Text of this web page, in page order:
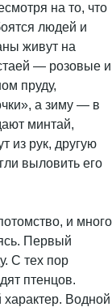
на то, что
людей и
живут на
— розовые и
пруду,
а зиму — в
минтай,
из рук, другую
выловить его
и много
Первый
С тех пор
птенцов.
Водной